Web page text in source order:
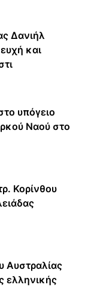
Δανιήλ
και
υπόγειο
Ναού στο
Κορίνθου
Αυστραλίας
ελληνικής